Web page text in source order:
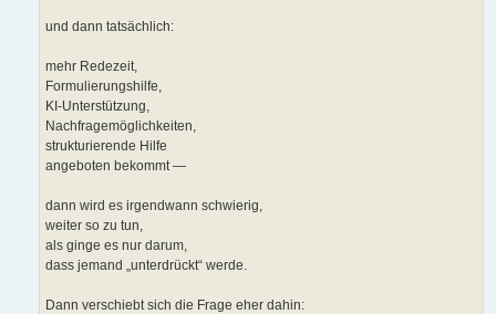
und dann tatsächlich:
mehr Redezeit,
Formulierungshilfe,
KI-Unterstützung,
Nachfragemöglichkeiten,
strukturierende Hilfe
angeboten bekommt —
dann wird es irgendwann schwierig,
weiter so zu tun,
als ginge es nur darum,
dass jemand „unterdrückt“ werde.
Dann verschiebt sich die Frage eher dahin: